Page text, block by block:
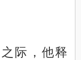
际，他释